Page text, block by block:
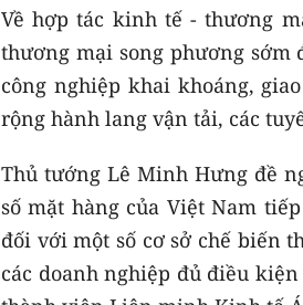
Về hợp tác kinh tế - thương
thương mại song phương sớm
công nghiệp khai khoáng,
rộng hành lang vận tải, các
Thủ tướng Lê Minh Hưng đề
số mặt hàng của Việt Nam
đối với một số cơ sở chế biến
các doanh nghiệp đủ điều